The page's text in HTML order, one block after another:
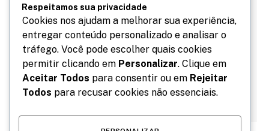
Salve meu nome, email e site neste navegador para
a próxima vez que eu comentar.
Respeitamos sua privacidade
Cookies nos ajudam a melhorar sua experiência,
entregar conteúdo personalizado e analisar o
tráfego. Você pode escolher quais cookies
permitir clicando em Personalizar. Clique em
Aceitar Todos para consentir ou em Rejeitar
Todos para recusar cookies não essenciais.